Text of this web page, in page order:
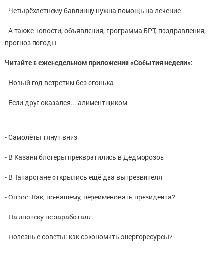
- Четырёхлетнему бавлинцу нужна помощь на лечение
- А также новости, объявления, программа БРТ, поздравления,
прогноз погоды
Читайте в еженедельном приложении «События недели»:
- Новый год встретим без огонька
- Если друг оказался... алиментщиком
- Самолёты тянут вниз
- В Казани блогеры преквратились в Дедморозов
- В Татарстане открылись ещё два вытрезвителя
- Опрос: Как, по-вашему, переименовать президента?
- На ипотеку не заработали
- Полезные советы: как сэкономить энергоресурсы?